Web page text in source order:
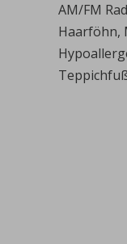
AM/FM
Haarföhn,